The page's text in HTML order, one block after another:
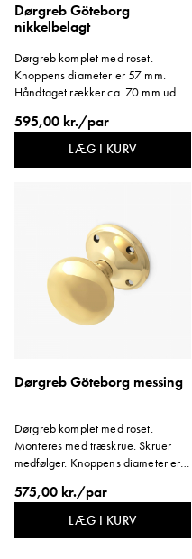
Dørgreb Göteborg
nikkelbelagt
Dørgreb komplet med roset.
Knoppens diameter er 57 mm.
Håndtaget rækker ca. 70 mm ud
595,00 kr./par
LÆG I KURV
Dørgreb Göteborg messing
Dørgreb komplet med roset.
Monteres med træskrue. Skruer
medfølger. Knoppens diameter er
mm ud fra døren. Dørgrebspind:
575,00 kr./par
LÆG I KURV